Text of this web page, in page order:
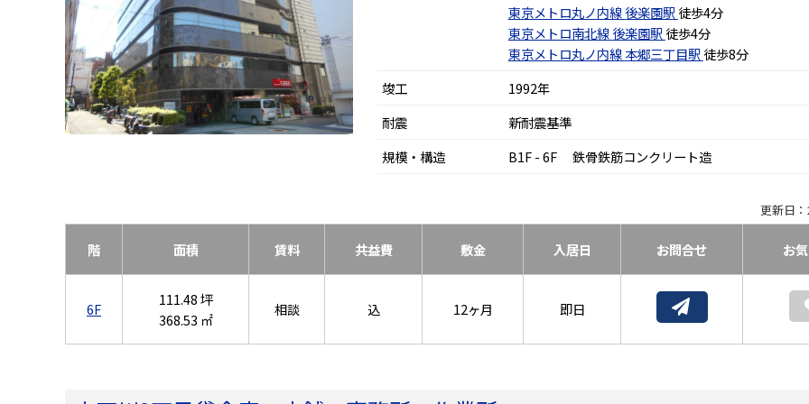
東京メトロ丸ノ内線後楽園駅 徒歩4分
東京メトロ南北線後楽園駅 徒歩4分
東京メトロ丸ノ内線本郷三丁目駅 徒歩8分
竣工
1992年
耐震
新耐震基準
規模・構造
B1F - 6F 鉄骨鉄筋コンクリート造
更新日
階 面積 賃料 共益費 敷金 入居日 お問合せ お
6F
111.48 坪
368.53 ㎡
相談 込 12ヶ月 即日